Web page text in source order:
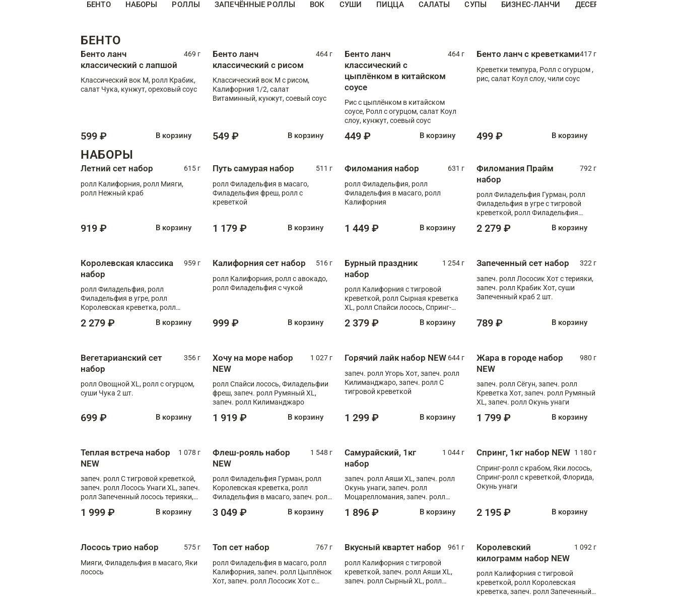
БЕНТО НАБОРЫ РОЛЛЫ ЗАПЕЧЁННЫЕ РОЛЛЫ ВОК СУШИ ПИЦЦА САЛАТЫ СУПЫ БИЗНЕС-ЛАНЧИ ДЕСЕРТЫ
БЕНТО
Бенто ланч
классический с лапшой
469 г
Классический вок М, ролл Крабик,
салат Чука, кунжут, ореховый соус
599 ₽ В корзину
Бенто ланч
классический с рисом
464 г
Классический вок М с рисом,
Калифорния 1/2, салат
Витаминный, кунжут, соевый соус
549 ₽ В корзину
Бенто ланч
классический с
цыплёнком в китайском
соусе
464 г
Рис с цыплёнком в китайском
соусе, Ролл с огурцом, салат Коул
слоу, кунжут, соевый соус
449 ₽ В корзину
Бенто ланч с креветками417 г
Креветки темпура, Ролл с огурцом ,
рис, салат Коул слоу, чили соус
499 ₽ В корзину
НАБОРЫ
Летний сет набор
615 г
ролл Калифорния, ролл Мияги,
ролл Нежный краб
919 ₽ В корзину
Путь самурая набор
511 г
ролл Филадельфия в масаго,
Филадельфия фреш, ролл с
креветкой
1 179 ₽ В корзину
Филомания набор
631 г
ролл Филадельфия, ролл
Филадельфия в масаго, ролл
Калифорния
1 449 ₽ В корзину
Филомания Прайм
набор
792 г
ролл Филадельфия Гурман, ролл
Филадельфия в угре с тигровой
креветкой, ролл Филадельфия
2 279 ₽ В корзину
Королевская классика
набор
959 г
ролл Филадельфия, ролл
Филадельфия в угре, ролл
Королевская креветка, ролл
2 279 ₽ В корзину
Калифорния сет набор
516 г
ролл Калифорния, ролл с авокадо,
ролл Филадельфия с чукой
999 ₽ В корзину
Бурный праздник
набор
1 254 г
ролл Калифорния с тигровой
креветкой, ролл Сырная креветка
XL, ролл Спайси лосось, Спринг-
Медовая креветка
2 379 ₽ В корзину
Запеченный сет набор
322 г
запеч. ролл Лососик Хот с терияки,
запеч. ролл Крабик Хот, суши
Запеченный краб 2 шт.
789 ₽ В корзину
Вегетарианский сет
набор
356 г
ролл Овощной XL, ролл с огурцом,
суши Чука 2 шт.
699 ₽ В корзину
Хочу на море набор
NEW
1 027 г
ролл Спайси лосось, Филадельфии
фреш, запеч. ролл Румяный XL,
запеч. ролл Килиманджаро
1 919 ₽ В корзину
Горячий лайк набор NEW 644 г
запеч. ролл Угорь Хот, запеч. ролл
Килиманджаро, запеч. ролл С
тигровой креветкой
1 299 ₽ В корзину
Жара в городе набор
NEW
980 г
запеч. ролл Сёгун, запеч. ролл
Креветка Хот, запеч. ролл Румяный
XL, запеч. ролл Окунь унаги
1 799 ₽ В корзину
Теплая встреча набор
NEW
1 078 г
запеч. ролл С тигровой креветкой,
запеч. ролл Лосось Унаги XL, запеч.
ролл Запеченный лосось терияки,
1 999 ₽ В корзину
Флеш-рояль набор
NEW
1 548 г
ролл Филадельфия Гурман, ролл
Королевская креветка, ролл
Филадельфия в масаго, запеч. ролл
Тигровая креветка с моцареллой,
3 049 ₽ В корзину
Самурайский, 1кг
набор
1 044 г
запеч. ролл Аяши XL, запеч. ролл
Окунь унаги, запеч. ролл
Моцарелломания, запеч. ролл
1 896 ₽ В корзину
Спринг, 1кг набор NEW 1 180 г
Спринг-ролл с крабом, Яки лосось,
Спринг-ролл с креветкой, Флорида,
Окунь унаги
2 195 ₽ В корзину
Лосось трио набор
575 г
Мияги, Филадельфия в масаго, Яки
лосось
Топ сет набор
767 г
ролл Филадельфия в масаго, ролл
Калифорния, запеч. ролл Цыплёнок
Хот, запеч. ролл Лососик Хот с
Вкусный квартет набор
961 г
ролл Калифорния с тигровой
креветкой, запеч. ролл Аяши XL,
запеч. ролл Сырный XL, ролл
Королевский
килограмм набор NEW
1 092 г
ролл Калифорния с тигровой
креветкой, ролл Королевская
креветка, запеч. ролл Запеченный